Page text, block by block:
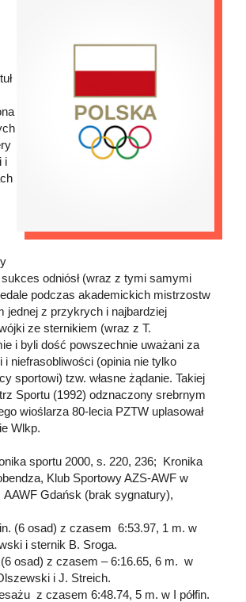
i
odniósł (wraz z tymi samymi
podczas akademickich mistrzostw
jednej z przykrych i najbardziej
ze sternikiem (wraz z T.
i byli dość powszechnie uważani za
i niefrasobliwości (opinia nie tylko
sportowi) tzw. własne żądanie. Takiej
Sportu (1992) odznaczony srebrnym
wioślarza 80-lecia PZTW uplasował
Wlkp.
sportu 2000, s. 220, 236; Kronika
Klub Sportowy AZS-AWF w
Gdańsk (brak sygnatury),
(6 osad) z czasem 6:53.97, 1 m. w
i sternik B. Sroga.
osad) z czasem – 6:16.65, 6 m. w
i J. Streich.
z czasem 6:48.74, 5 m. w I półfin.